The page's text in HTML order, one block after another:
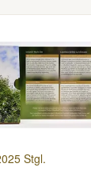
Stgl.